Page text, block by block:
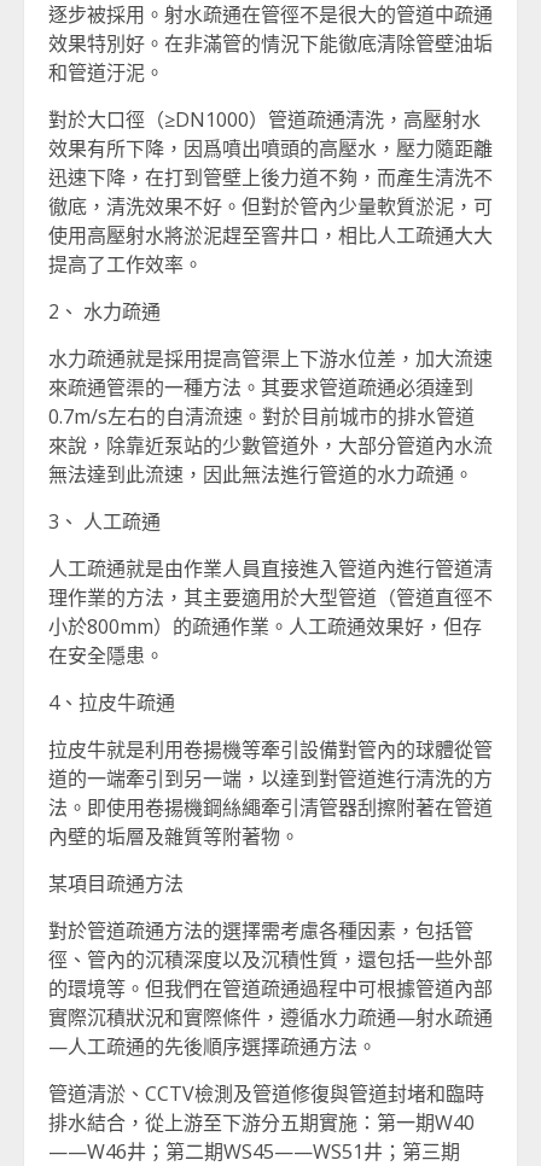
逐步被採用。射水疏通在管徑不是很大的管道中疏通
效果特別好。在非滿管的情況下能徹底清除管壁油垢
和管道汙泥。
對於大口徑（≥DN1000）管道疏通清洗，高壓射水
效果有所下降，因爲噴出噴頭的高壓水，壓力隨距離
迅速下降，在打到管壁上後力道不夠，而產生清洗不
徹底，清洗效果不好。但對於管內少量軟質淤泥，可
使用高壓射水將淤泥趕至窨井口，相比人工疏通大大
提高了工作效率。
2、 水力疏通
水力疏通就是採用提高管渠上下游水位差，加大流速
來疏通管渠的一種方法。其要求管道疏通必須達到
0.7m/s左右的自清流速。對於目前城市的排水管道
來說，除靠近泵站的少數管道外，大部分管道內水流
無法達到此流速，因此無法進行管道的水力疏通。
3、 人工疏通
人工疏通就是由作業人員直接進入管道內進行管道清
理作業的方法，其主要適用於大型管道（管道直徑不
小於800mm）的疏通作業。人工疏通效果好，但存
在安全隱患。
4、拉皮牛疏通
拉皮牛就是利用卷揚機等牽引設備對管內的球體從管
道的一端牽引到另一端，以達到對管道進行清洗的方
法。即使用卷揚機鋼絲繩牽引清管器刮擦附著在管道
內壁的垢層及雜質等附著物。
某項目疏通方法
對於管道疏通方法的選擇需考慮各種因素，包括管
徑、管內的沉積深度以及沉積性質，還包括一些外部
的環境等。但我們在管道疏通過程中可根據管道內部
實際沉積狀況和實際條件，遵循水力疏通—射水疏通
—人工疏通的先後順序選擇疏通方法。
管道清淤、CCTV檢測及管道修復與管道封堵和臨時
排水結合，從上游至下游分五期實施：第一期W40
——W46井；第二期WS45——WS51井；第三期